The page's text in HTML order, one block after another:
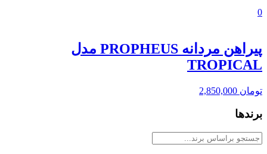
0
پیراهن مردانه PROPHEUS مدل
TROPICAL
تومان
برندها